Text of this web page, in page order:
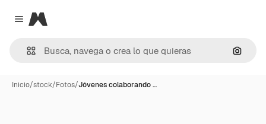
Close menu
Magnific
Inicio/stock/Fotos/Jóvenes colaborando …